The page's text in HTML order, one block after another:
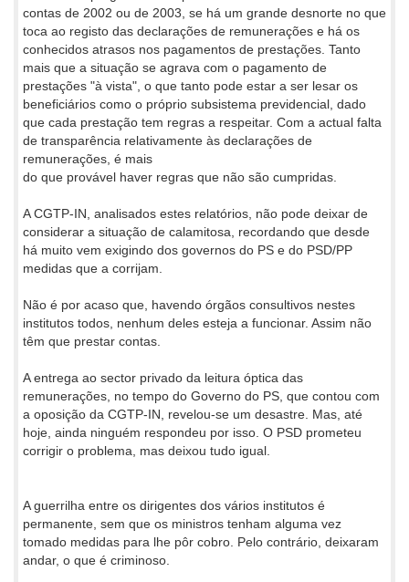
contas de 2002 ou de 2003, se há um grande desnorte no que
toca ao registo das declarações de remunerações e há os
conhecidos atrasos nos pagamentos de prestações. Tanto
mais que a situação se agrava com o pagamento de
prestações "à vista", o que tanto pode estar a ser lesar os
beneficiários como o próprio subsistema previdencial, dado
que cada prestação tem regras a respeitar. Com a actual falta
de transparência relativamente às declarações de
remunerações, é mais
do que provável haver regras que não são cumpridas.
A CGTP-IN, analisados estes relatórios, não pode deixar de
considerar a situação de calamitosa, recordando que desde
há muito vem exigindo dos governos do PS e do PSD/PP
medidas que a corrijam.
Não é por acaso que, havendo órgãos consultivos nestes
institutos todos, nenhum deles esteja a funcionar. Assim não
têm que prestar contas.
A entrega ao sector privado da leitura óptica das
remunerações, no tempo do Governo do PS, que contou com
a oposição da CGTP-IN, revelou-se um desastre. Mas, até
hoje, ainda ninguém respondeu por isso. O PSD prometeu
corrigir o problema, mas deixou tudo igual.
A guerrilha entre os dirigentes dos vários institutos é
permanente, sem que os ministros tenham alguma vez
tomado medidas para lhe pôr cobro. Pelo contrário, deixaram
andar, o que é criminoso.